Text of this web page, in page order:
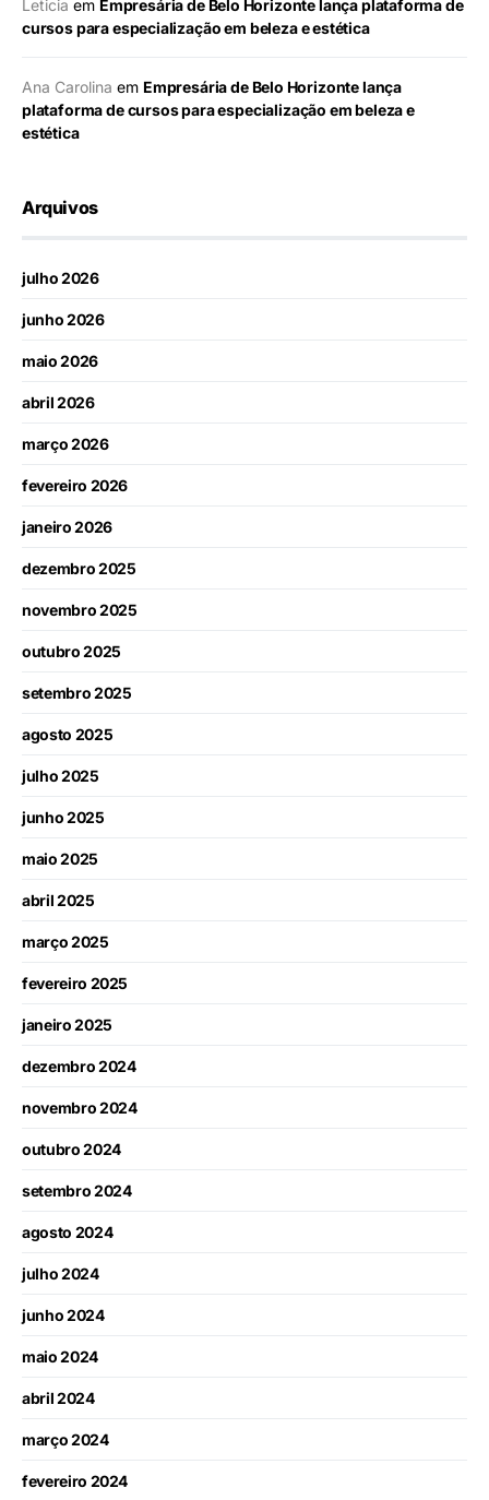
Leticia em Empresária de Belo Horizonte lança plataforma de
cursos para especialização em beleza e estética
Ana Carolina em Empresária de Belo Horizonte lança
plataforma de cursos para especialização em beleza e
estética
Arquivos
julho 2026
junho 2026
maio 2026
abril 2026
março 2026
fevereiro 2026
janeiro 2026
dezembro 2025
novembro 2025
outubro 2025
setembro 2025
agosto 2025
julho 2025
junho 2025
maio 2025
abril 2025
março 2025
fevereiro 2025
janeiro 2025
dezembro 2024
novembro 2024
outubro 2024
setembro 2024
agosto 2024
julho 2024
junho 2024
maio 2024
abril 2024
março 2024
fevereiro 2024